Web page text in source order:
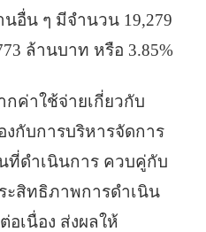
นอื่น ๆ มีจำนวน 19,279
ล้านบาท หรือ 3.85%
กค่าใช้จ่ายเกี่ยวกับ
กับการบริหารจัดการ
ที่ดำเนินการ ควบคู่กับ
ะสิทธิภาพการดำเนิน
อเนื่อง ส่งผลให้